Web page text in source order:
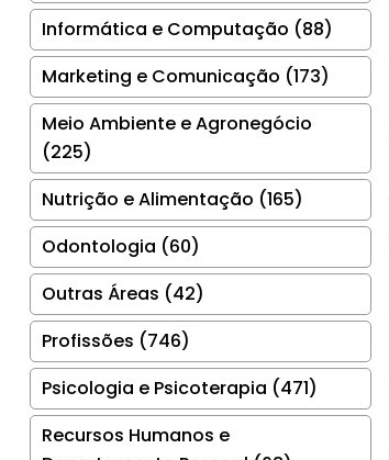
Informática e Computação (88)
Marketing e Comunicação (173)
Meio Ambiente e Agronegócio
(225)
Nutrição e Alimentação (165)
Odontologia (60)
Outras Áreas (42)
Profissões (746)
Psicologia e Psicoterapia (471)
Recursos Humanos e